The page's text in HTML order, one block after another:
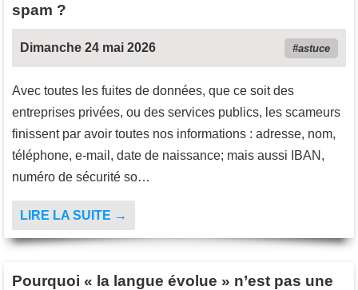
spam ?
Dimanche 24 mai 2026 astuce
Avec toutes les fuites de données, que ce soit des
entreprises privées, ou des services publics, les scameurs
finissent par avoir toutes nos informations : adresse, nom,
téléphone, e-mail, date de naissance; mais aussi IBAN,
numéro de sécurité so…
LIRE LA SUITE →
Pourquoi « la langue évolue » n’est pas une